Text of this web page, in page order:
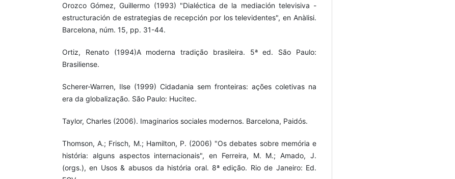
Orozco Gómez, Guillermo (1993) "Dialéctica de la mediación televisiva -
estructuración de estrategias de recepción por los televidentes", en Anàlisi.
Barcelona, núm. 15, pp. 31-44.
Ortiz, Renato (1994)A moderna tradição brasileira. 5ª ed. São Paulo:
Brasiliense.
Scherer-Warren, Ilse (1999) Cidadania sem fronteiras: ações coletivas na
era da globalização. São Paulo: Hucitec.
Taylor, Charles (2006). Imaginarios sociales modernos. Barcelona, Paidós.
Thomson, A.; Frisch, M.; Hamilton, P. (2006) "Os debates sobre memória e
história: alguns aspectos internacionais", en Ferreira, M. M.; Amado, J.
(orgs.), en Usos & abusos da história oral. 8ª edição. Rio de Janeiro: Ed.